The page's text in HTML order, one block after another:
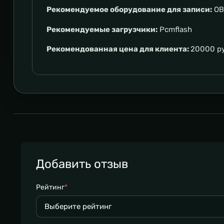
Рекомендуемое оборудование для записи:
Рекомендуемые загрузчики: Pcmflash
Рекомендованная цена для клиента:20000
Добавить отзыв
Рейтинг*